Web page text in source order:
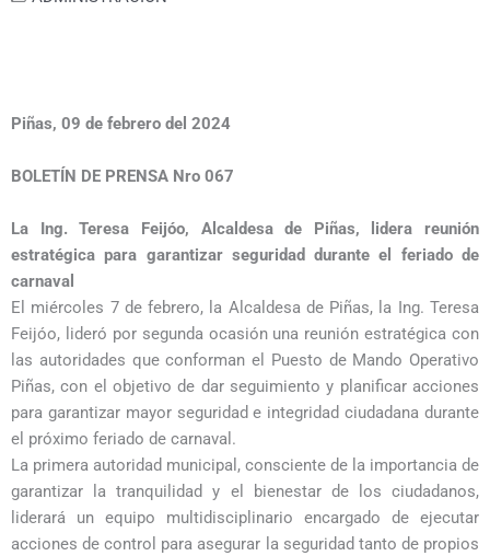
Piñas, 09 de febrero del 2024
BOLETÍN DE PRENSA Nro 067
La Ing. Teresa Feijóo, Alcaldesa de Piñas, lidera reunión
estratégica para garantizar seguridad durante el feriado de
carnaval
El miércoles 7 de febrero, la Alcaldesa de Piñas, la Ing. Teresa
Feijóo, lideró por segunda ocasión una reunión estratégica con
las autoridades que conforman el Puesto de Mando Operativo
Piñas, con el objetivo de dar seguimiento y planificar acciones
para garantizar mayor seguridad e integridad ciudadana durante
el próximo feriado de carnaval.
La primera autoridad municipal, consciente de la importancia de
garantizar la tranquilidad y el bienestar de los ciudadanos,
liderará un equipo multidisciplinario encargado de ejecutar
acciones de control para asegurar la seguridad tanto de propios